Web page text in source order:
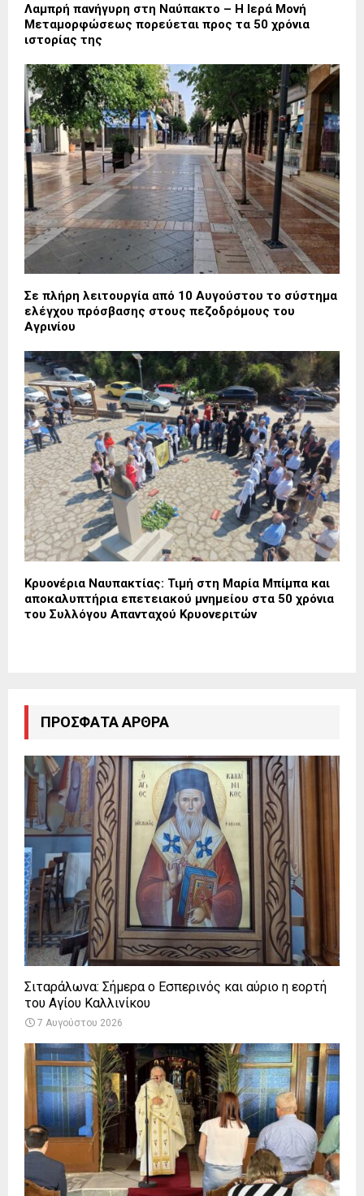
Λαμπρή πανήγυρη στη Ναύπακτο – Η Ιερά Μονή
Μεταμορφώσεως πορεύεται προς τα 50 χρόνια
ιστορίας της
Σε πλήρη λειτουργία από 10 Αυγούστου το σύστημα
ελέγχου πρόσβασης στους πεζοδρόμους του
Αγρινίου
Κρυονέρια Ναυπακτίας: Τιμή στη Μαρία Μπίμπα και
αποκαλυπτήρια επετειακού μνημείου στα 50 χρόνια
του Συλλόγου Απανταχού Κρυονεριτών
ΠΡΌΣΦΑΤΑ ΆΡΘΡΑ
Σιταράλωνα: Σήμερα ο Εσπερινός και αύριο η εορτή
του Αγίου Καλλινίκου
7 Αυγούστου 2026